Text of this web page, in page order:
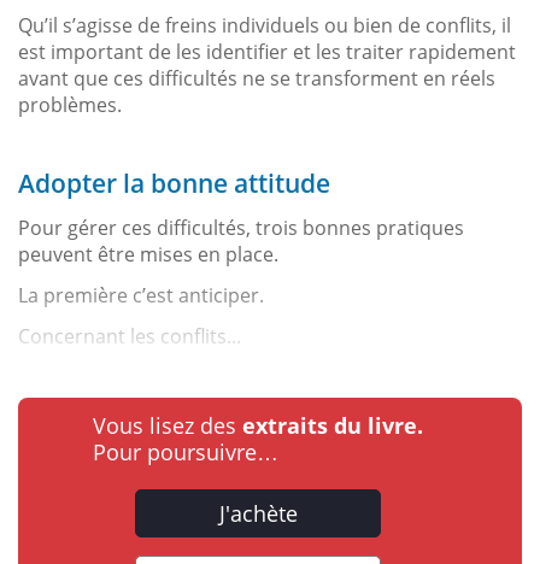
Qu’il s’agisse de freins individuels ou bien de conflits, il
est important de les identifier et les traiter rapidement
avant que ces difficultés ne se transforment en réels
problèmes.
Adopter la bonne attitude
Pour gérer ces difficultés, trois bonnes pratiques
peuvent être mises en place.
La première c’est anticiper.
Concernant les conflits...
Vous lisez des extraits du livre.
Pour poursuivre…
J'achète